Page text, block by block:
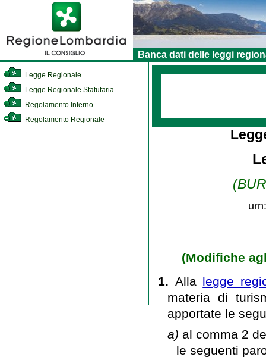
Banca dati delle leggi
Legge Regionale
Legge Regionale Statutaria
Regolamento Interno
Regolamento Regionale
(Modifiche
1. Alla legge
materia di
apportate le
a) al comma 2
le seguenti